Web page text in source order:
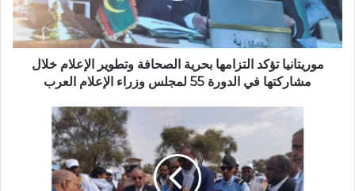
موريتانيا تؤكد التزامها بحرية الصحافة وتطوير الإعلام خلال
مشاركتها في الدورة 55 لمجلس وزراء الإعلام العرب